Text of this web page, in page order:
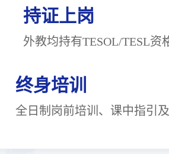
持证上岗
外教均持有
终身培训
全日制岗前培训、课中指引